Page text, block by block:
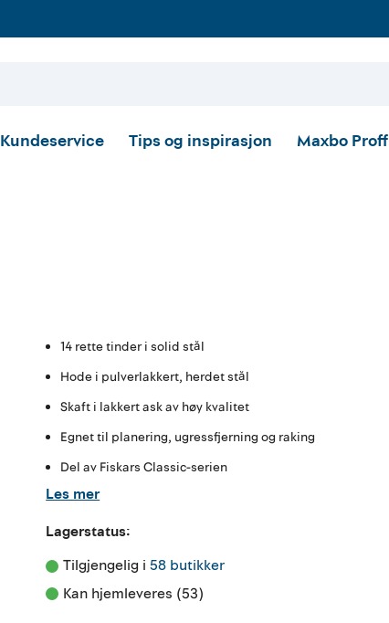
Kundeservice Tips og inspirasjon Maxbo Proff
14 rette tinder i solid stål
Hode i pulverlakkert, herdet stål
Skaft i lakkert ask av høy kvalitet
Egnet til planering, ugressfjerning og raking
Del av Fiskars Classic-serien
Les mer
Lagerstatus:
Tilgjengelig i 58 butikker
Kan hjemleveres (53)